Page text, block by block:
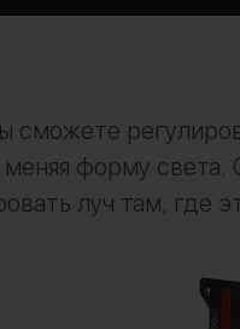
сможете
форму света.
луч там, где